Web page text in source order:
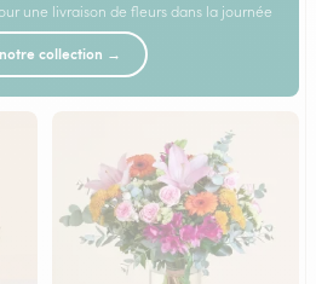
une livraison de fleurs dans la journée
collection →